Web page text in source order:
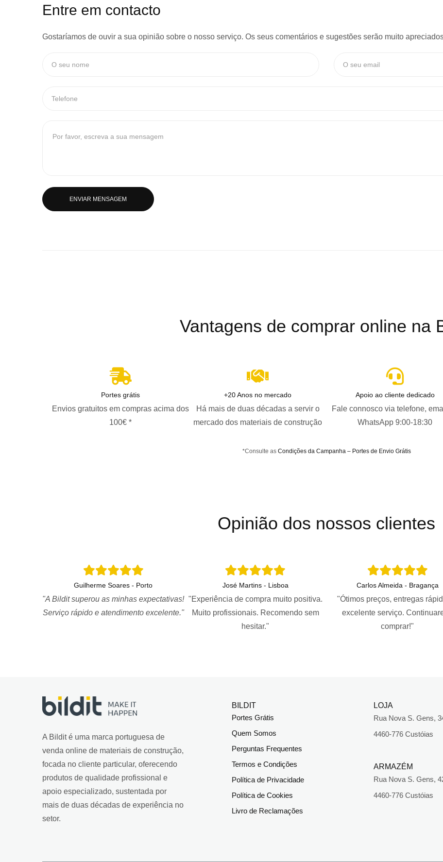
Entre em contacto
Gostaríamos de ouvir a sua opinião sobre o nosso serviço. Os seus comentários e sugestões serão muito
ENVIAR MENSAGEM
Vantagens de comprar online na
Portes grátis
Envios gratuitos em compras acima dos
100€ *
+20 Anos no mercado
Há mais de duas décadas a servir o
mercado dos materiais de construção
Apoio ao cliente dedicado
Fale connosco via telefone,
WhatsApp 9:00-18:30
*Consulte as Condições da Campanha – Portes de Envio Grátis
Opinião dos nossos clientes
Guilherme Soares - Porto
"A Bildit superou as minhas expectativas!
Serviço rápido e atendimento excelente."
José Martins - Lisboa
"Experiência de compra muito positiva.
Muito profissionais. Recomendo sem
hesitar."
Carlos Almeida - Bragança
"Ótimos preços, entregas
excelente serviço.
comprar!"
A Bildit é uma marca portuguesa de
venda online de materiais de construção,
focada no cliente particular, oferecendo
produtos de qualidade profissional e
apoio especializado, sustentada por
mais de duas décadas de experiência no
setor.
BILDIT
Portes Grátis
Quem Somos
Perguntas Frequentes
Termos e Condições
Política de Privacidade
Política de Cookies
Livro de Reclamações
LOJA
Rua Nova S. Gens,
4460-776 Custóias
ARMAZÉM
Rua Nova S. Gens,
4460-776 Custóias